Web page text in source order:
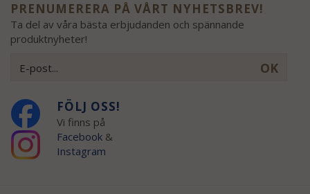
PRENUMERERA PÅ VÅRT NYHETSBREV!
Ta del av våra bästa erbjudanden och spännande
produktnyheter!
OK
FÖLJ OSS!
Vi finns på
Facebook&
Instagram